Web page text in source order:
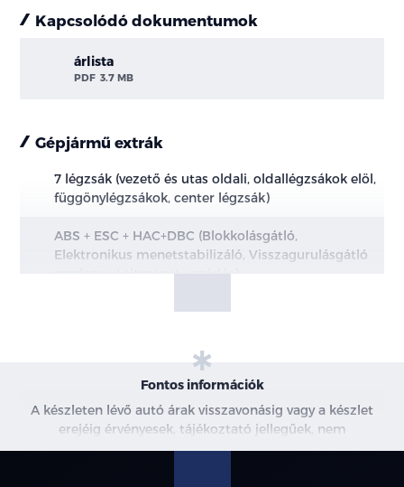
Kapcsolódó dokumentumok
árlista
PDF 3.7 MB
Gépjármű extrák
7 légzsák (vezető és utas oldali, oldallégzsákok elöl,
függönylégzsákok, center légzsák)
ABS + ESC + HAC+DBC (Blokkolásgátló,
Elektronikus menetstabilizáló, Visszagurulásgátló
rendszer, Lejtmenet vezérlés)
e-Call vészhelyzeti segélyhívó rendszer
DAW (Vezetői aktivitást monitorozó rendszer,
kormány mögötti szenzorral)
TPMS (Abroncsnyomás-ellenőrző rendszer)
FCA (Ráfutásosütközés-elkerülő támogatás -autók,
Fontos információk
A készleten lévő autó árak visszavonásig vagy a készlet
erejéig érvényesek, tájékoztató jellegűek, nem
minősülnek ajánlattételnek, a képek csak illusztrációk. A